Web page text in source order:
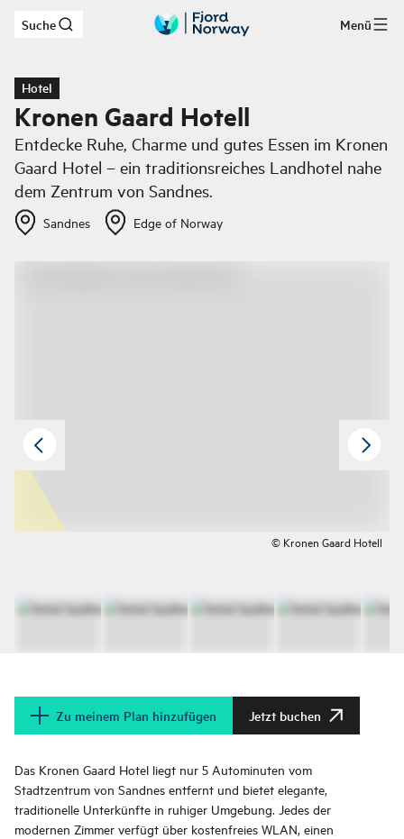
Zum Hauptinhalt
Suche Menü
Hotel
Kronen Gaard Hotell
Entdecke Ruhe, Charme und gutes Essen im Kronen
Gaard Hotel – ein traditionsreiches Landhotel nahe
dem Zentrum von Sandnes.
Sandnes Edge of Norway
© Kronen Gaard Hotell
Zu meinem Plan hinzufügen Jetzt buchen
Das Kronen Gaard Hotel liegt nur 5 Autominuten vom
Stadtzentrum von Sandnes entfernt und bietet elegante,
traditionelle Unterkünfte in ruhiger Umgebung. Jedes der
modernen Zimmer verfügt über kostenfreies WLAN, einen